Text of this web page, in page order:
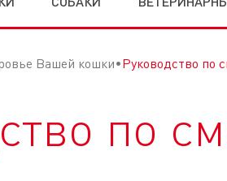
Вашей кошки Руководство по
по